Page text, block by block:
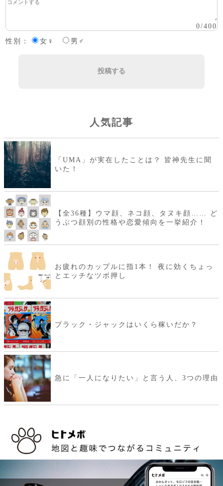
0/400
性別：
女♀ 男♂
投稿する
人気記事
「UMA」が実在したことは？ 皆神先生に聞
いた！
【全36種】ウマ顔、ネコ顔、タヌキ顔…… ど
うぶつ顔別の性格や恋愛傾向を一挙紹介！
お疲れのカップルに指1本！ 夜に効くちょっ
とエッチなツボ押し
ブラック・ジャックはいくら稼いだか？
急に「一人になりたい」と言う人、3つの理由